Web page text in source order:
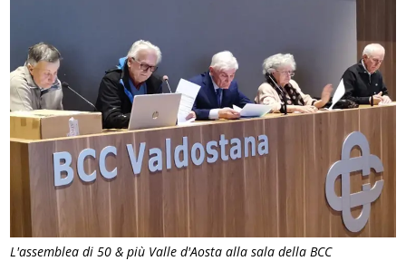
L'assemblea di 50 & più Valle d'Aosta alla sala della BCC